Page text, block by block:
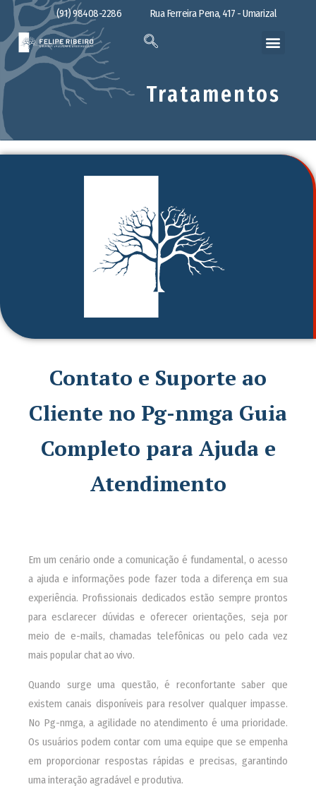
(91) 98408-2286 Rua Ferreira Pena, 417 - Umarizal
Tratamentos
Contato e Suporte ao
Cliente no Pg-nmga Guia
Completo para Ajuda e
Atendimento
Em um cenário onde a comunicação é fundamental, o acesso
a ajuda e informações pode fazer toda a diferença em sua
experiência. Profissionais dedicados estão sempre prontos
para esclarecer dúvidas e oferecer orientações, seja por
meio de e-mails, chamadas telefônicas ou pelo cada vez
mais popular chat ao vivo.
Quando surge uma questão, é reconfortante saber que
existem canais disponíveis para resolver qualquer impasse.
No Pg-nmga, a agilidade no atendimento é uma prioridade.
Os usuários podem contar com uma equipe que se empenha
em proporcionar respostas rápidas e precisas, garantindo
uma interação agradável e produtiva.